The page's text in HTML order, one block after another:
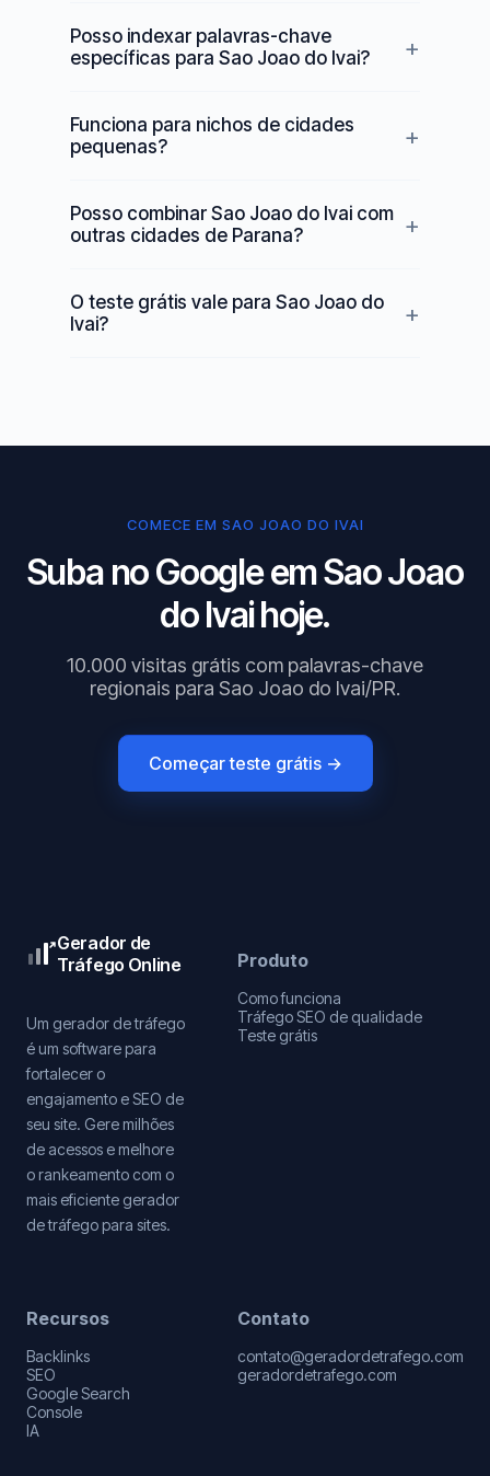
Posso indexar palavras-chave
específicas para Sao Joao do Ivai?
Funciona para nichos de cidades
pequenas?
Posso combinar Sao Joao do Ivai com
outras cidades de Parana?
O teste grátis vale para Sao Joao do
Ivai?
COMECE EM SAO JOAO DO IVAI
Suba no Google em Sao Joao
do Ivai hoje.
10.000 visitas grátis com palavras-chave
regionais para Sao Joao do Ivai/PR.
Começar teste grátis →
Gerador de
Tráfego Online
Um gerador de tráfego
é um software para
fortalecer o
engajamento e SEO de
seu site. Gere milhões
de acessos e melhore
o rankeamento com o
mais eficiente gerador
de tráfego para sites.
Produto
Como funciona
Tráfego SEO de qualidade
Teste grátis
Recursos
Backlinks
SEO
Google Search
Console
IA
Contato
contato@geradordetrafego.com
geradordetrafego.com